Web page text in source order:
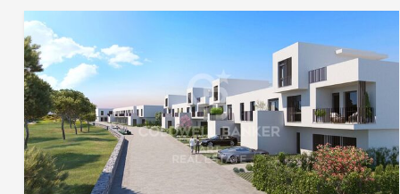
Renovierung mit unbegrenztem Potenzial zur
Verwirklichung Ihres Traumhauses. Die elegante
Raumaufteilung erstreckt sich harmonisch über das
gesamte Erdgeschoss und umfasst ein großzügiges
Wohnzimmer, ein stilvolles Esszimmer, eine geräumige
Küche, ein gemütliches Wohnzimmer, fünf großzügig
geschnittene Schlafzimmer, fünf luxuriöse Badezimmer,
ein Gäste-WC, einen begehbaren Kleiderschrank sowie ein
privates Büro. Zusätzlich erweitern 150 m² sonnige
Terrassen den Wohnbereich ins Freie und schaffen den
perfekten Rahmen, um die Ruhe der Landschaft und das
Sie
durch